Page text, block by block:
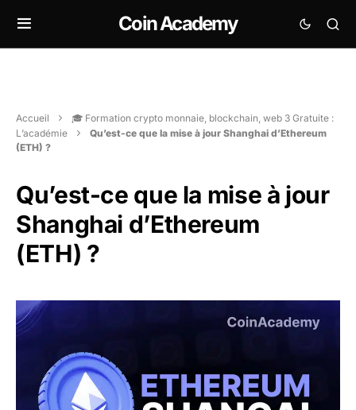
Coin Academy
Accueil
🎓 Formation crypto monnaie, blockchain, web 3 Gratuite :
L’académie
Qu’est-ce que la mise à jour Shanghai d’Ethereum
(ETH) ?
Qu’est-ce que la mise à jour
Shanghai d’Ethereum
(ETH) ?